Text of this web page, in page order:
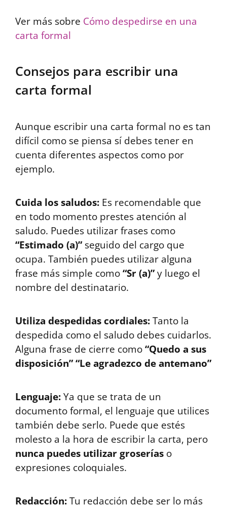
Ver más sobre Cómo despedirse en una
carta formal
Consejos para escribir una
carta formal
Aunque escribir una carta formal no es tan
difícil como se piensa sí debes tener en
cuenta diferentes aspectos como por
ejemplo.
Cuida los saludos: Es recomendable que
en todo momento prestes atención al
saludo. Puedes utilizar frases como
“Estimado (a)”seguido del cargo que
ocupa. También puedes utilizar alguna
frase más simple como“Sr (a)”y luego el
nombre del destinatario.
Utiliza despedidas cordiales:Tanto la
despedida como el saludo debes cuidarlos.
Alguna frase de cierre como“Quedo a sus
disposición” “Le agradezco de antemano”
Lenguaje:Ya que se trata de un
documento formal, el lenguaje que utilices
también debe serlo. Puede que estés
molesto a la hora de escribir la carta, pero
nunca puedes utilizar groserías o
expresiones coloquiales.
Redacción:Tu redacción debe ser lo más